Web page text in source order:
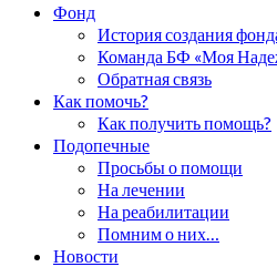
Фонд
История создания
Команда БФ «Моя
Обратная связь
Как помочь?
Как получить помощь?
Подопечные
Просьбы о помощи
На лечении
На реабилитации
Помним о них…
Новости